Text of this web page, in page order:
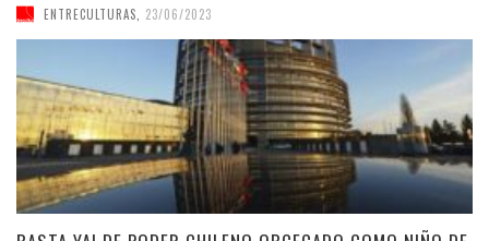
ENTRECULTURAS 23/06/2023